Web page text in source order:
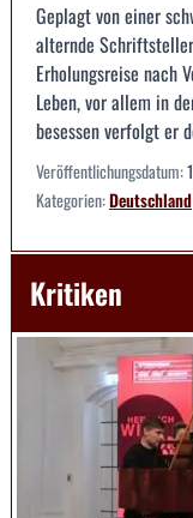
Geplagt von einer
alternde
Erholungsreise nach
Leben, vor allem in
besessen verfolgt er
Veröffentlichungsdatum:
Kategorien:Deutschland
Kritiken